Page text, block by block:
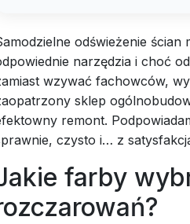
odświeżenie
narzędzia i choć
wzywać fachowców,
sklep
remont.
czysto i… z
farby